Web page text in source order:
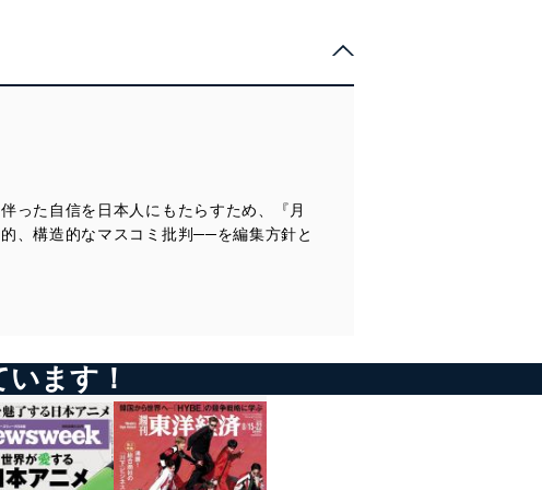
＜書評 編集部が薦める一冊＞
佐藤 眞 町の本屋さんの衰頽は八〇年代には始まっていた
三浦小太郎 ベトナム戦争終戦50周年
川口 雅昭 大丈夫自立の処なかるべからず
池口 恵観 日米企業の底流に流れる人類愛の精神 渋沢栄一＆カ
ーネギーらの「慈善」「人類愛」を忘れるな
『ルポ 日本の土葬 増補版 99・97％の遺体が火葬されるこの国の
０・03％の世界』著者の鈴木貫太郎さんに聞く
＜書評 編集部が薦める一冊＞
『日本型コミューン主義の擁護と顕彰 権藤成卿の人と思想』（内
田樹、Ｋ＆Ｋプレス）
った自信を日本人にもたらすため、『月
、構造的なマスコミ批判──を編集方針と
ます！